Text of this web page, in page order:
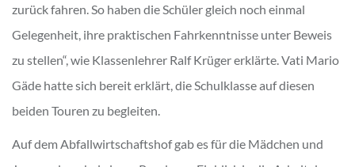
zurück fahren. So haben die Schüler gleich noch einmal
Gelegenheit, ihre praktischen Fahrkenntnisse unter Beweis
zu stellen“, wie Klassenlehrer Ralf Krüger erklärte. Vati Mario
Gäde hatte sich bereit erklärt, die Schulklasse auf diesen
beiden Touren zu begleiten.
Auf dem Abfallwirtschaftshof gab es für die Mädchen und